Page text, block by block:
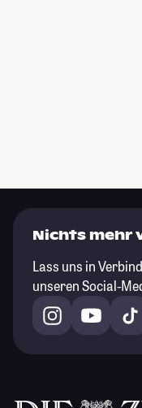
Nichts mehr
Lass uns in
unseren Social-